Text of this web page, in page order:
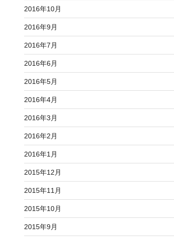
2016年10月
2016年9月
2016年7月
2016年6月
2016年5月
2016年4月
2016年3月
2016年2月
2016年1月
2015年12月
2015年11月
2015年10月
2015年9月